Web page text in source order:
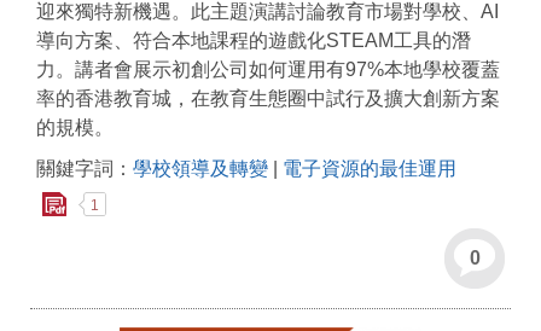
迎來獨特新機遇。此主題演講討論教育市場對學校、AI
導向方案、符合本地課程的遊戲化STEAM工具的潛
力。講者會展示初創公司如何運用有97%本地學校覆蓋
率的香港教育城，在教育生態圈中試行及擴大創新方案
的規模。
關鍵字詞： 學校領導及轉變 電子資源的最佳運用
1
0